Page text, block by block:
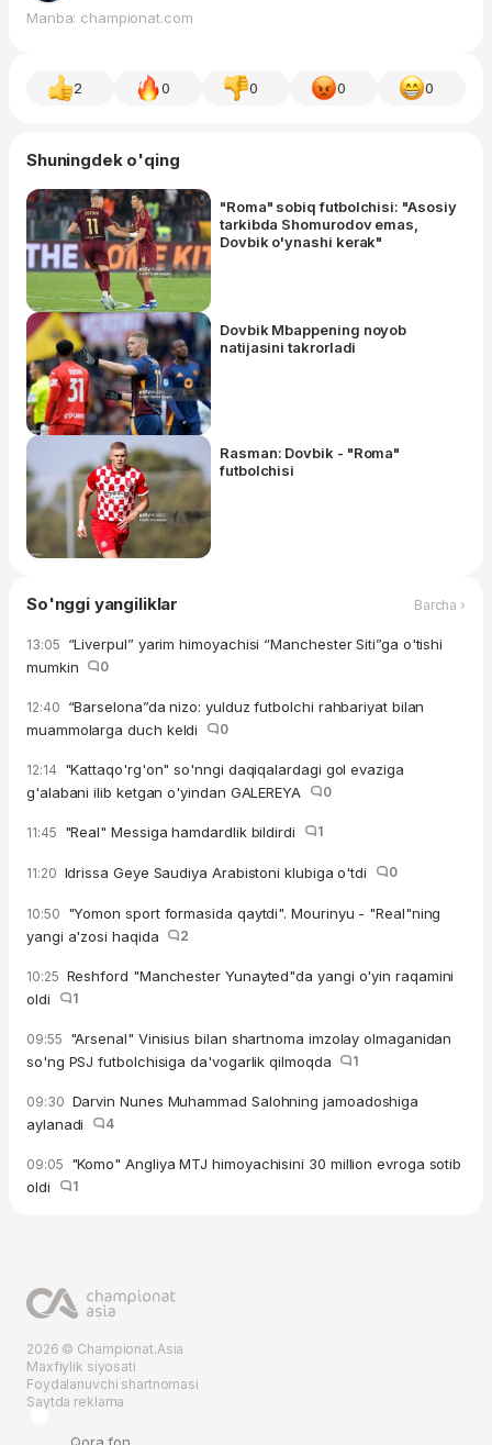
Manba: championat.com
2 0 0 0 0
Shuningdek o'qing
"Roma" sobiq futbolchisi: "Asosiy
tarkibda Shomurodov emas,
Dovbik o'ynashi kerak"
Dovbik Mbappening noyob
natijasini takrorladi
Rasman: Dovbik - "Roma"
futbolchisi
So'nggi yangiliklar Barcha ›
13:05 “Liverpul” yarim himoyachisi “Manchester Siti”ga o'tishi
mumkin
0
12:40 “Barselona”da nizo: yulduz futbolchi rahbariyat bilan
muammolarga duch keldi
0
12:14 "Kattaqo'rg'on" so'nngi daqiqalardagi gol evaziga
g'alabani ilib ketgan o'yindan GALEREYA
0
11:45 "Real" Messiga hamdardlik bildirdi 1
11:20 Idrissa Geye Saudiya Arabistoni klubiga o'tdi 0
10:50 "Yomon sport formasida qaytdi". Mourinyu - "Real"ning
yangi a'zosi haqida
2
10:25 Reshford "Manchester Yunayted"da yangi o'yin raqamini
oldi
1
09:55 "Arsenal" Vinisius bilan shartnoma imzolay olmaganidan
so'ng PSJ futbolchisiga da'vogarlik qilmoqda
1
09:30 Darvin Nunes Muhammad Salohning jamoadoshiga
aylanadi
4
09:05 "Komo" Angliya MTJ himoyachisini 30 million evroga sotib
oldi
1
2026 © Championat.Asia
Maxfiylik siyosati
Foydalanuvchi shartnomasi
Saytda reklama